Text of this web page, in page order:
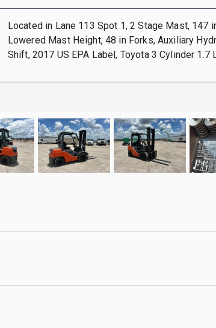
Located in Lane 113 Spot 1, 2 Stage Mast, 147
Lowered Mast Height, 48 in Forks, Auxiliary
Shift, 2017 US EPA Label, Toyota 3 Cylinder 1.7